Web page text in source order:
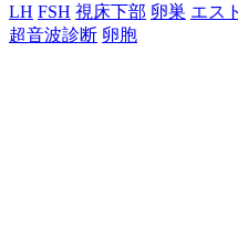
LH FSH 視床下部 卵巣 エス
超音波診断 卵胞